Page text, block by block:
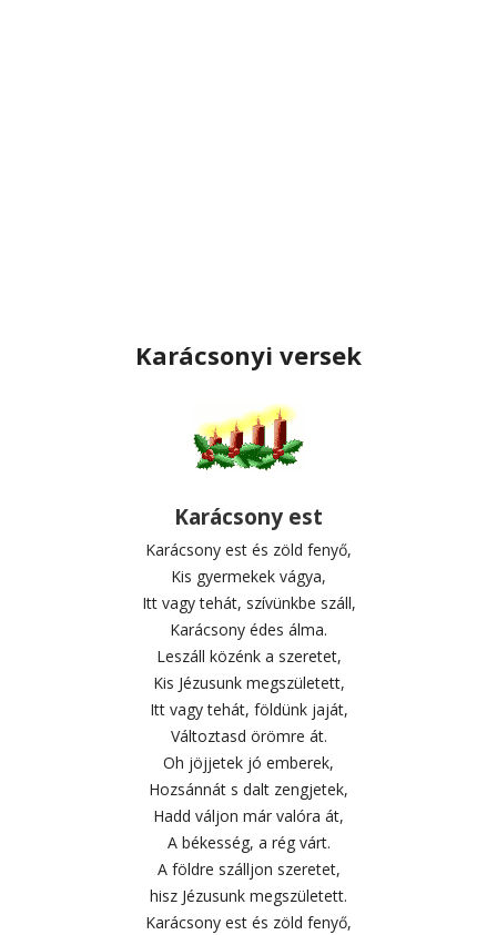
Karácsonyi versek
Karácsony est
Karácsony est és zöld fenyő,
Kis gyermekek vágya,
Itt vagy tehát, szívünkbe száll,
Karácsony édes álma.
Leszáll közénk a szeretet,
Kis Jézusunk megszületett,
Itt vagy tehát, földünk jaját,
Változtasd örömre át.
Oh jöjjetek jó emberek,
Hozsánnát s dalt zengjetek,
Hadd váljon már valóra át,
A békesség, a rég várt.
A földre szálljon szeretet,
hisz Jézusunk megszületett.
Karácsony est és zöld fenyő,